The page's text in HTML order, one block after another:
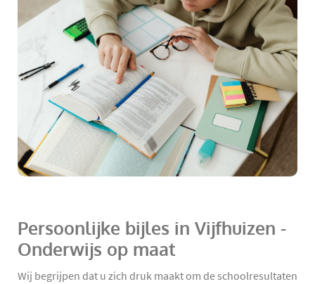
Persoonlijke bijles in Vijfhuizen -
Onderwijs op maat
Wij begrijpen dat u zich druk maakt om de schoolresultaten